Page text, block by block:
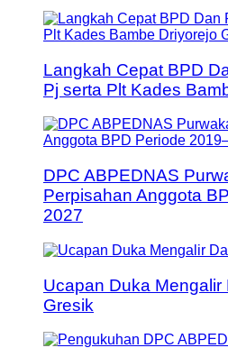
Langkah Cepat BPD
Pj serta Plt Kades
DPC ABPEDNAS
Perpisahan Anggota
2027
Ucapan Duka Mengalir
Gresik